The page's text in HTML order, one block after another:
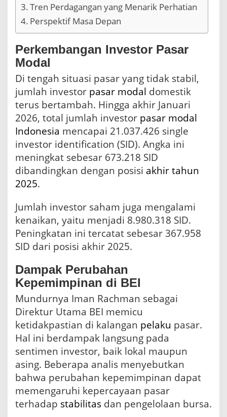
Tren Perdagangan yang Menarik Perhatian
Perspektif Masa Depan
Perkembangan Investor Pasar
Modal
Di tengah situasi pasar yang tidak stabil,
jumlah investor pasar modal domestik
terus bertambah. Hingga akhir Januari
2026, total jumlah investor pasar modal
Indonesia mencapai 21.037.426 single
investor identification (SID). Angka ini
meningkat sebesar 673.218 SID
dibandingkan dengan posisi akhir tahun
2025.
Jumlah investor saham juga mengalami
kenaikan, yaitu menjadi 8.980.318 SID.
Peningkatan ini tercatat sebesar 367.958
SID dari posisi akhir 2025.
Dampak Perubahan
Kepemimpinan di BEI
Mundurnya Iman Rachman sebagai
Direktur Utama BEI memicu
ketidakpastian di kalangan pelaku pasar.
Hal ini berdampak langsung pada
sentimen investor, baik lokal maupun
asing. Beberapa analis menyebutkan
bahwa perubahan kepemimpinan dapat
memengaruhi kepercayaan pasar
terhadap stabilitas dan pengelolaan bursa.